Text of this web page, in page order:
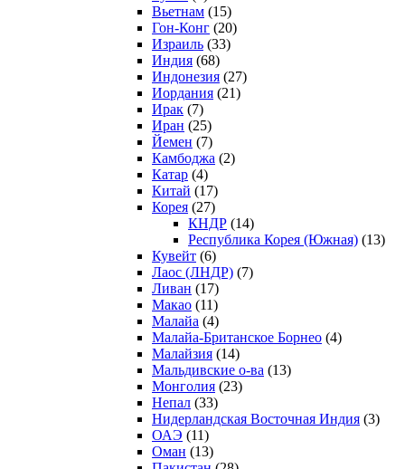
Вьетнам (15)
Гон-Конг (20)
Израиль (33)
Индия (68)
Индонезия (27)
Иордания (21)
Ирак (7)
Иран (25)
Йемен (7)
Камбоджа (2)
Катар (4)
Китай (17)
Корея (27)
КНДР (14)
Республика Корея (Южная) (13)
Кувейт (6)
Лаос (ЛНДР) (7)
Ливан (17)
Макао (11)
Малайа (4)
Малайа-Британское Борнео (4)
Малайзия (14)
Мальдивские о-ва (13)
Монголия (23)
Непал (33)
Нидерландская Восточная Индия (3)
ОАЭ (11)
Оман (13)